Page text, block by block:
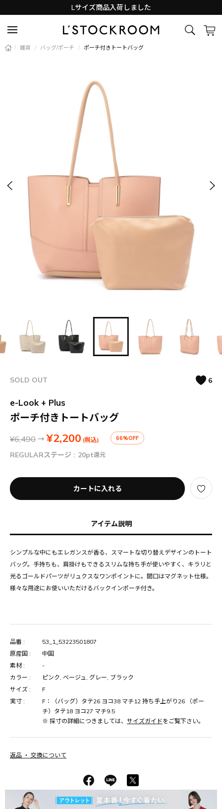
Lサイズ商品入荷しました
/ 雑貨 / バッグ/ポーチ / ポーチ付きトートバッグ
SOLD OUT 6
e-Look + Plus
ポーチ付きトートバッグ
¥6,490 → ¥2,200 (税込) 66%OFF
REGULARステージ : 20pt還元
カートに入れる
アイテム説明
シンプルな中にもエレガンスが香る、スマートな切り替えデザインのトート
バッグ。手持ちも、肩掛けもできるスリムな持ち手が使いやすく、キラリと
光るゴールドパーツがリュクスなワンポイントに。間口はマグネット仕様。
様々な用途にお使いいただけるバックインポーチ付き。
品番 :
53_1_53223501807
原産国 :
中国
素材 :
-
カラー :
ピンク, ベージュ, グレー, ブラック
サイズ :
F
実寸 :
F：（バッグ）タテ26 ヨコ38 マチ12 持ち手上がり26 （ポー
チ）タテ18 ヨコ27 マチ9.5
※ 採寸の詳細につきましては、 サイズガイドをご覧下さい。
返品 ・ 交換について